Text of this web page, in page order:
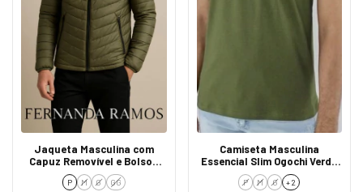
Jaqueta Masculina com
Capuz Removível e Bolsos
Verde
P M G GG
Camiseta Masculina
Essencial Slim Ogochi Verde
Musgo 0323
P M G + 2